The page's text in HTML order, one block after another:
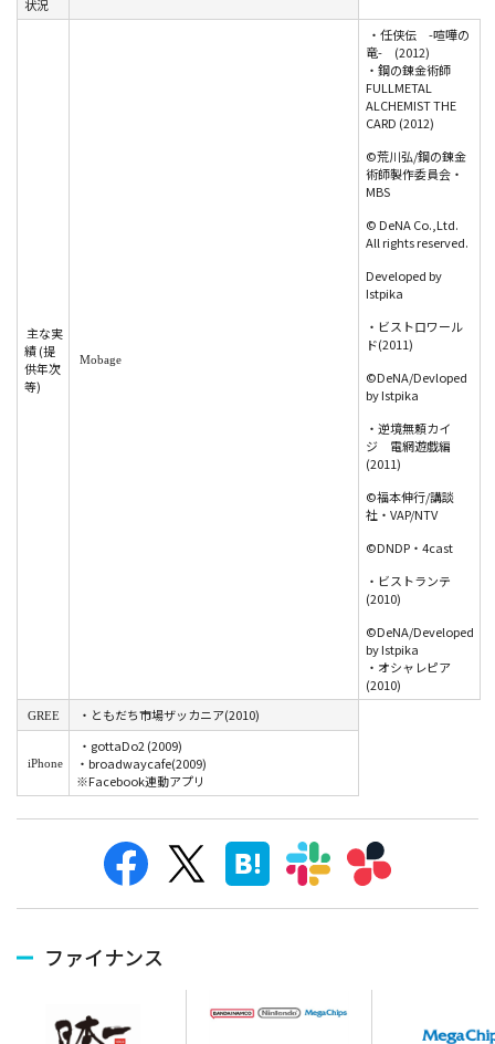
状況
主な実
績 (提
供年次
等)
Mobage
・任侠伝 -喧嘩の
竜- (2012)
・鋼の錬金術師
FULLMETAL
ALCHEMIST THE
CARD (2012)
©荒川弘/鋼の錬金
術師製作委員会・
MBS
© DeNA Co.,Ltd.
All rights reserved.
Developed by
Istpika
・ビストロワール
ド(2011)
©DeNA/Devloped
by Istpika
・逆境無頼カイ
ジ 電網遊戯編
(2011)
©福本伸行/講談
社・VAP/NTV
©DNDP・4cast
・ビストランテ
(2010)
©DeNA/Developed
by Istpika
・オシャレピア
(2010)
GREE ・ともだち市場ザッカニア(2010)
iPhone
・gottaDo2 (2009)
・broadwaycafe(2009)
※Facebook連動アプリ
ファイナンス